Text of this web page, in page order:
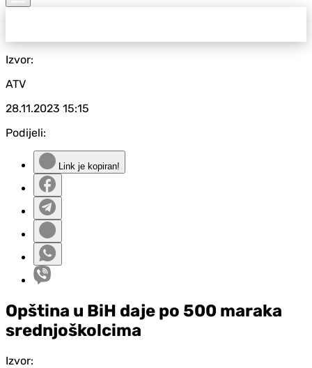
Izvor:
ATV
28.11.2023 15:15
Podijeli:
Link je kopiran!
Opština u BiH daje po 500 maraka
srednjoškolcima
Izvor: